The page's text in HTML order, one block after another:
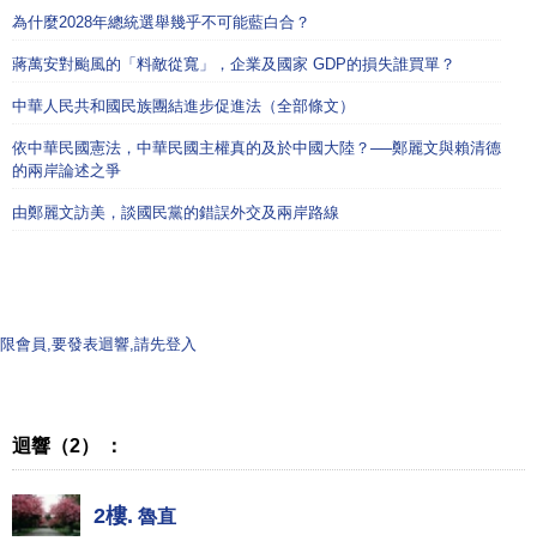
為什麼2028年總統選舉幾乎不可能藍白合？
蔣萬安對颱風的「料敵從寬」，企業及國家 GDP的損失誰買單？
中華人民共和國民族團結進步促進法（全部條文）
依中華民國憲法，中華民國主權真的及於中國大陸？──鄭麗文與賴清德
的兩岸論述之爭
由鄭麗文訪美，談國民黨的錯誤外交及兩岸路線
限會員,要發表迴響,請先登入
迴響（2） ：
2樓. 魯直